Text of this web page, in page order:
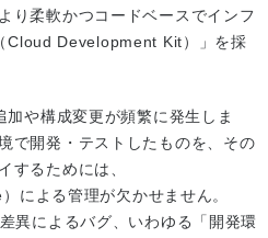
り柔軟かつコードベースでインフ
Cloud Development Kit）」を採
や構成変更が頻繁に発生しま
で開発・テストしたものを、その
するためには、
による管理が欠かせません。
異によるバグ、いわゆる「開発環